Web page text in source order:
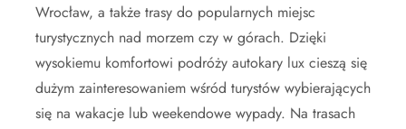
Wrocław, a także trasy do popularnych miejsc
turystycznych nad morzem czy w górach. Dzięki
wysokiemu komfortowi podróży autokary lux cieszą się
dużym zainteresowaniem wśród turystów wybierających
się na wakacje lub weekendowe wypady. Na trasach